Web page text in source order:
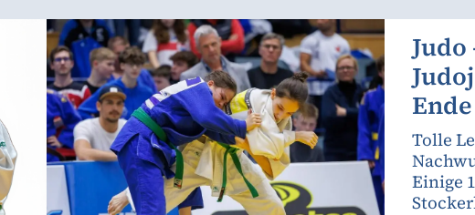
Tolle
Einige